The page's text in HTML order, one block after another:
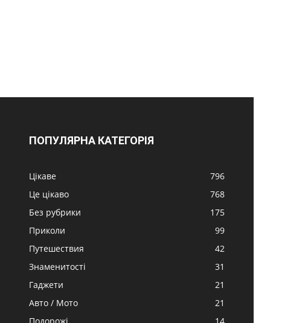
ПОПУЛЯРНА КАТЕГОРІЯ
Цікаве
796
Це цікаво
768
Без рубрики
175
Приколи
99
Путешествия
42
Знаменитості
31
Гаджети
21
Авто / Мото
21